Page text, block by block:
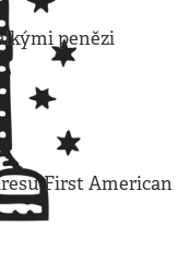
penězi
First American